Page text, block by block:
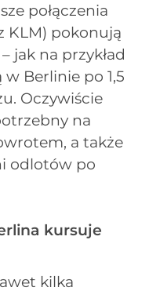
połączenia
KLM) pokonują
jak na przykład
Berlinie po 1,5
Oczywiście
na
a także
odlotów po
kursuje
kilka